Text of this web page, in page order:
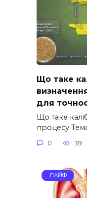
Що таке
для
Що таке
процесу
0 39
ЛАЙФ